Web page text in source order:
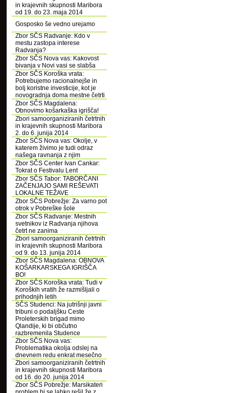
in krajevnih skupnosti Maribora
od 19. do 23. maja 2014
Gosposko še vedno urejamo
Zbor SČS Radvanje: Kdo v
mestu zastopa interese
Radvanja?
Zbor SČS Nova vas: Kakovost
bivanja v Novi vasi se slabša
Zbor SČS Koroška vrata:
Potrebujemo racionalnejše in
bolj koristne investicije, kot je
novogradnja doma mestne četrti
Zbor SČS Magdalena:
Obnovimo košarkaška igrišča!
Zbori samoorganiziranih četrtnih
in krajevnih skupnosti Maribora
2. do 6. junija 2014
Zbor SČS Nova vas: Okolje, v
katerem živimo je tudi odraz
našega ravnanja z njim
Zbor SČS Center Ivan Cankar:
Tokrat o Festivalu Lent
Zbor SČS Tabor: TABORČANI
ZAČENJAJO SAMI REŠEVATI
LOKALNE TEŽAVE
Zbor SČS Pobrežje: Za varno pot
otrok v Pobreške šole
Zbor SČS Radvanje: Mestnih
svetnikov iz Radvanja njihova
četrt ne zanima
Zbori samoorganiziranih četrtnih
in krajevnih skupnosti Maribora
od 9. do 13. junija 2014
Zbor SČS Magdalena: OBNOVA
KOŠARKARSKEGA IGRIŠČA
BO!
Zbor SČS Koroška vrata: Tudi v
Koroških vratih že razmišljali o
prihodnjih letih
SČS Studenci: Na jutrišnji javni
tribuni o podaljšku Ceste
Proleterskih brigad mimo
Qlandije, ki bi občutno
razbremenila Studence
Zbor SČS Nova vas:
Problematika okolja odslej na
dnevnem redu enkrat mesečno
Zbori samoorganiziranih četrtnih
in krajevnih skupnosti Maribora
od 16. do 20. junija 2014
Zbor SČS Pobrežje: Marsikateri